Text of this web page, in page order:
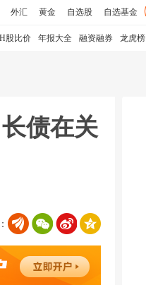
外汇 黄金 自选股 自选基金
股比价 年报大全 融资融券 龙虎榜
债在关